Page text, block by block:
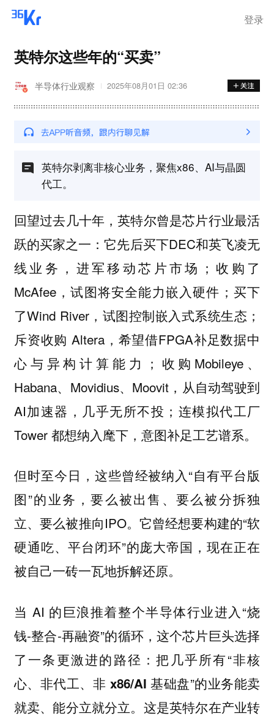
登录
英特尔这些年的“买卖”
半导体行业观察 2025年08月01日 02:36
英特尔剥离非核心业务，聚焦x86、AI与晶圆
代工。
回望过去几十年，英特尔曾是芯片行业最活
跃的买家之一：它先后买下DEC和英飞凌无
线业务，进军移动芯片市场；收购了
McAfee，试图将安全能力嵌入硬件；买下
了Wind River，试图控制嵌入式系统生态；
斥资收购 Altera，希望借FPGA补足数据中
心与异构计算能力；收购Mobileye、
Habana、Movidius、Moovit，从自动驾驶到
AI加速器，几乎无所不投；连模拟代工厂
Tower 都想纳入麾下，意图补足工艺谱系。
但时至今日，这些曾经被纳入“自有平台版
图”的业务，要么被出售、要么被分拆独
立、要么被推向IPO。它曾经想要构建的“软
硬通吃、平台闭环”的庞大帝国，现在正在
被自己一砖一瓦地拆解还原。
当 AI 的巨浪推着整个半导体行业进入“烧
钱-整合-再融资”的循环，这个芯片巨头选择
了一条更激进的路径：把几乎所有“非核
心、非代工、非 x86/AI 基础盘”的业务能卖
就卖、能分立就分立。这是英特尔在产业转